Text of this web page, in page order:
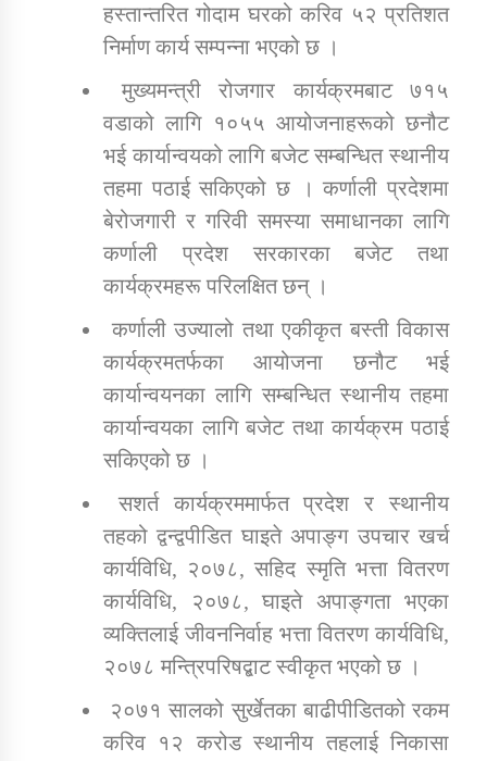
हस्तान्तरित गोदाम घरको करिव ५२ प्रतिशत
निर्माण कार्य सम्पन्ना भएको छ ।
मुख्यमन्त्री रोजगार कार्यक्रमबाट ७१५
वडाको लागि १०५५ आयोजनाहरूको छनौट
भई कार्यान्वयको लागि बजेट सम्बन्धित स्थानीय
तहमा पठाई सकिएको छ । कर्णाली प्रदेशमा
बेरोजगारी र गरिवी समस्या समाधानका लागि
कर्णाली प्रदेश सरकारका बजेट तथा
कार्यक्रमहरू परिलक्षित छन् ।
कर्णाली उज्यालो तथा एकीकृत बस्ती विकास
कार्यक्रमतर्फका आयोजना छनौट भई
कार्यान्वयनका लागि सम्बन्धित स्थानीय तहमा
कार्यान्वयका लागि बजेट तथा कार्यक्रम पठाई
सकिएको छ ।
सशर्त कार्यक्रममार्फत प्रदेश र स्थानीय
तहको द्वन्द्वपीडित घाइते अपाङ्ग उपचार खर्च
कार्यविधि, २०७८, सहिद स्मृति भत्ता वितरण
कार्यविधि, २०७८, घाइते अपाङ्गता भएका
व्यक्तिलाई जीवननिर्वाह भत्ता वितरण कार्यविधि,
२०७८ मन्त्रिपरिषद्बाट स्वीकृत भएको छ ।
२०७१ सालको सुर्खेतका बाढीपीडितको रकम
करिव १२ करोड स्थानीय तहलाई निकासा